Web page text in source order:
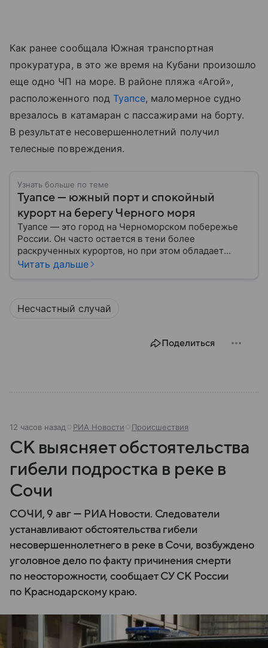
Как ранее сообщала Южная транспортная
прокуратура, в это же время на Кубани произошло
еще одно ЧП на море. В районе пляжа «Агой»,
расположенного под Туапсе, маломерное судно
врезалось в катамаран с пассажирами на борту.
В результате несовершеннолетний получил
телесные повреждения.
Узнать больше по теме
Туапсе — южный порт и спокойный
курорт на берегу Черного моря
Туапсе — это город на Черноморском побережье
России. Он часто остается в тени более
раскрученных курортов, но при этом обладает
собственной атмосферой и значимостью. В этом
Читать дальше
Несчастный случай
Поделиться
12 часов назад РИА Новости Происшествия
СК выясняет обстоятельства
гибели подростка в реке в
Сочи
СОЧИ, 9 авг — РИА Новости. Следователи
устанавливают обстоятельства гибели
несовершеннолетнего в реке в Сочи, возбуждено
уголовное дело по факту причинения смерти
по неосторожности, сообщает СУ СК России
по Краснодарскому краю.